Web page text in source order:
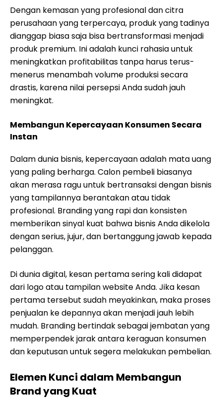
Dengan kemasan yang profesional dan citra
perusahaan yang terpercaya, produk yang tadinya
dianggap biasa saja bisa bertransformasi menjadi
produk premium. Ini adalah kunci rahasia untuk
meningkatkan profitabilitas tanpa harus terus-
menerus menambah volume produksi secara
drastis, karena nilai persepsi Anda sudah jauh
meningkat.
Membangun Kepercayaan Konsumen Secara
Instan
Dalam dunia bisnis, kepercayaan adalah mata uang
yang paling berharga. Calon pembeli biasanya
akan merasa ragu untuk bertransaksi dengan bisnis
yang tampilannya berantakan atau tidak
profesional. Branding yang rapi dan konsisten
memberikan sinyal kuat bahwa bisnis Anda dikelola
dengan serius, jujur, dan bertanggung jawab kepada
pelanggan.
Di dunia digital, kesan pertama sering kali didapat
dari logo atau tampilan website Anda. Jika kesan
pertama tersebut sudah meyakinkan, maka proses
penjualan ke depannya akan menjadi jauh lebih
mudah. Branding bertindak sebagai jembatan yang
memperpendek jarak antara keraguan konsumen
dan keputusan untuk segera melakukan pembelian.
Elemen Kunci dalam Membangun
Brand yang Kuat